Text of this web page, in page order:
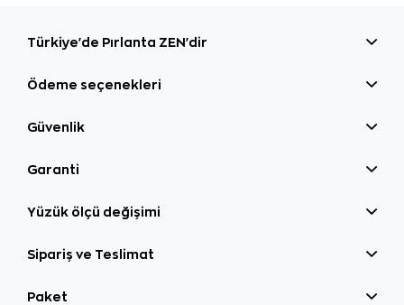
Türkiye'de Pırlanta ZEN'dir
Ödeme seçenekleri
Güvenlik
Garanti
Yüzük ölçü değişimi
Sipariş ve Teslimat
Paket